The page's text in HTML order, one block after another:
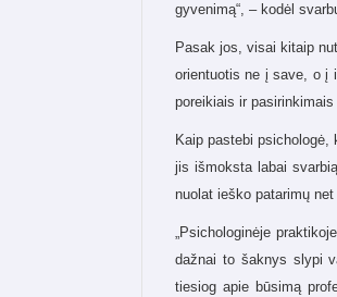
gyvenimą“, – kodėl
Pasak jos, visai kitaip
orientuotis ne į save, o į
poreikiais ir
Kaip pastebi psichologė,
jis išmoksta labai
nuolat ieško patarimų
„Psichologinėje
dažnai to šaknys slypi
tiesiog apie būsimą